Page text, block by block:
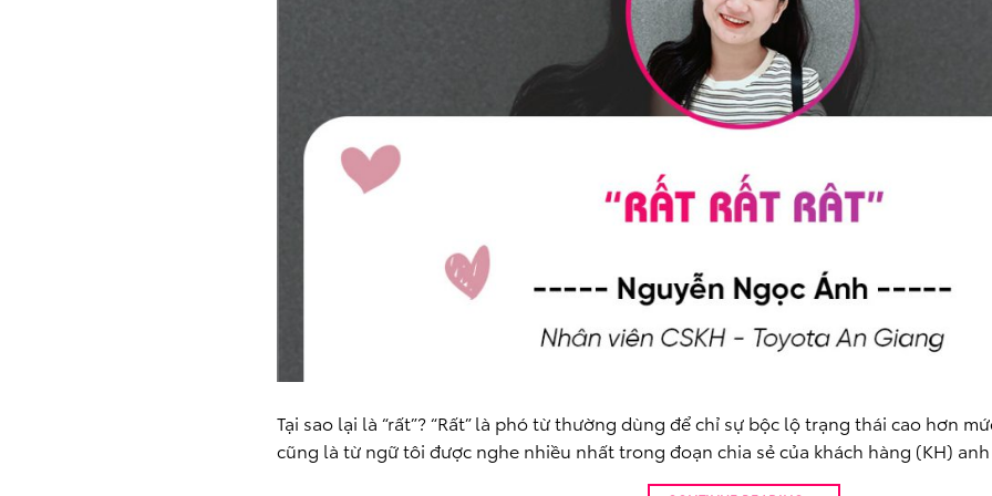
Tại sao lại là “rất”? “Rất” là phó từ thường dùng để chỉ sự bộc lộ trạng thái cao hơn
cũng là từ ngữ tôi được nghe nhiều nhất trong đoạn chia sẻ của khách hàng (KH) anh